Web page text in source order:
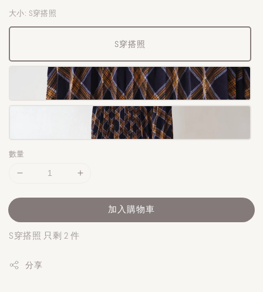
大小: S穿搭照
S穿搭照
數量
加入購物車
S穿搭照 只剩 2 件
分享